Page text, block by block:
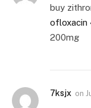
buy
ofloxacin
200mg
7ksjx on